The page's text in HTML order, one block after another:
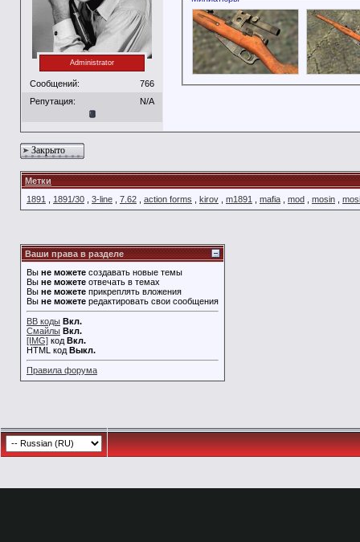
Administrator
Сообщений:
766
Репутация:
N/A
Закрыто
Метки
1891
1891/30 3-line 7.62 action forms kirov m1891 mafia mod mosin
Ваши права в разделе
Вы не можете создавать новые темы
Вы не можете отвечать в темах
Вы не можете прикреплять вложения
Вы не можете редактировать свои сообщения
BB коды Вкл.
Смайлы Вкл.
[IMG] код Вкл.
HTML код Выкл.
Правила форума